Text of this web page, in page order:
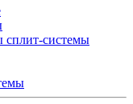
системы